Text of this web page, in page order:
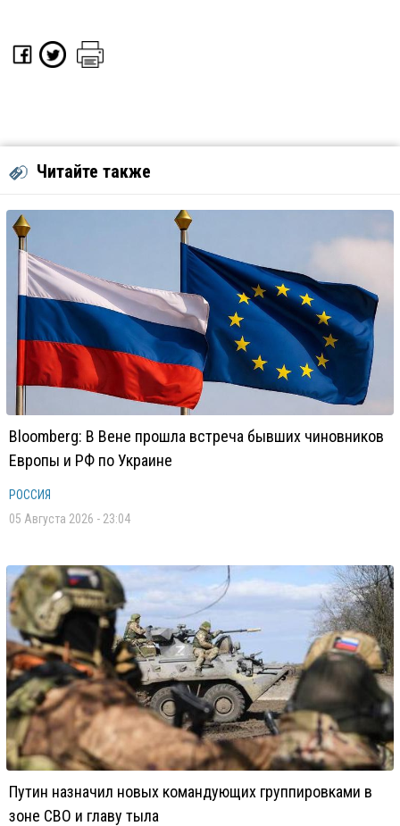
Читайте также
Bloomberg: В Вене прошла встреча бывших чиновников
Европы и РФ по Украине
РОССИЯ
05 Августа 2026 - 23:04
Путин назначил новых командующих группировками в
зоне СВО и главу тыла